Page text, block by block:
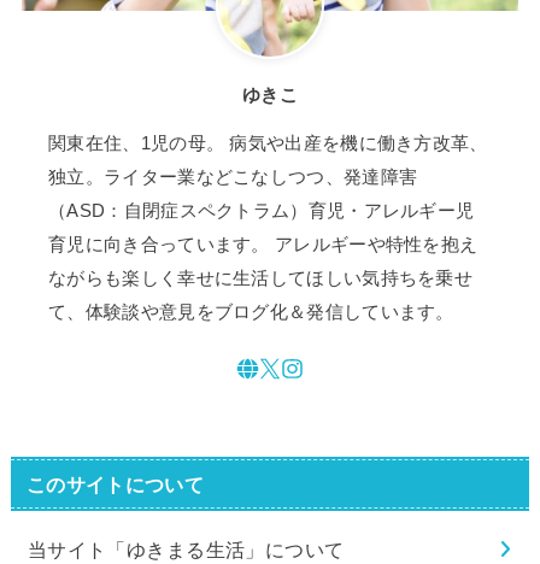
ゆきこ
関東在住、1児の母。 病気や出産を機に働き方改革、
独立。ライター業などこなしつつ、発達障害
（ASD：自閉症スペクトラム）育児・アレルギー児
育児に向き合っています。 アレルギーや特性を抱え
ながらも楽しく幸せに生活してほしい気持ちを乗せ
て、体験談や意見をブログ化＆発信しています。
このサイトについて
当サイト「ゆきまる生活」について